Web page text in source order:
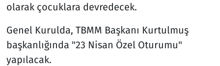
olarak çocuklara devredecek.
Genel Kurulda, TBMM Başkanı Kurtulmuş
başkanlığında "23 Nisan Özel Oturumu"
yapılacak.